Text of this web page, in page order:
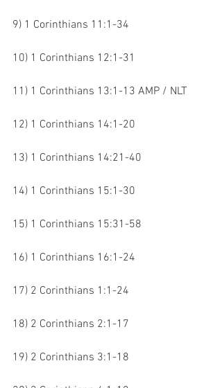
9) 1 Corinthians 11:1-34
10) 1 Corinthians 12:1-31
11) 1 Corinthians 13:1-13 AMP / NLT
12) 1 Corinthians 14:1-20
13) 1 Corinthians 14:21-40
14) 1 Corinthians 15:1-30
15) 1 Corinthians 15:31-58
16) 1 Corinthians 16:1-24
17) 2 Corinthians 1:1-24
18) 2 Corinthians 2:1-17
19) 2 Corinthians 3:1-18